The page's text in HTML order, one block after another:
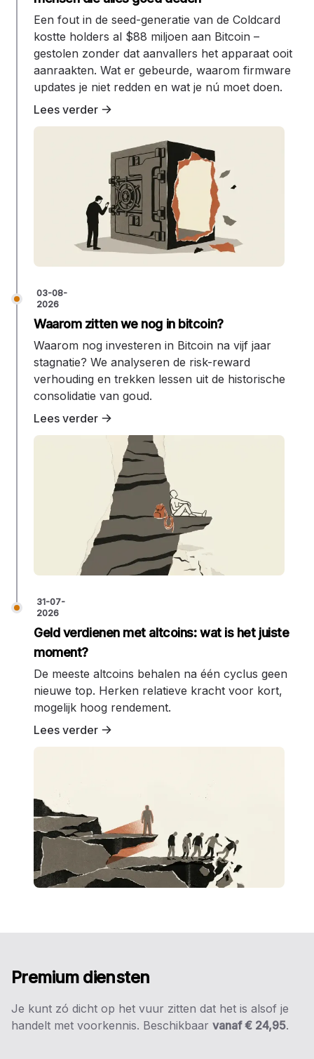
Een fout in de seed-generatie van de Coldcard
kostte holders al $88 miljoen aan Bitcoin –
gestolen zonder dat aanvallers het apparaat ooit
aanraakten. Wat er gebeurde, waarom firmware
updates je niet redden en wat je nú moet doen.
Lees verder
03-08-
2026
Waarom zitten we nog in bitcoin?
Waarom nog investeren in Bitcoin na vijf jaar
stagnatie? We analyseren de risk-reward
verhouding en trekken lessen uit de historische
consolidatie van goud.
Lees verder
31-07-
2026
Geld verdienen met altcoins: wat is het juiste
moment?
De meeste altcoins behalen na één cyclus geen
nieuwe top. Herken relatieve kracht voor kort,
mogelijk hoog rendement.
Lees verder
Premium diensten
Je kunt zó dicht op het vuur zitten dat het is alsof je
handelt met voorkennis. Beschikbaar vanaf € 24,95.